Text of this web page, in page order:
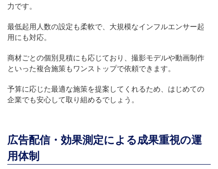
力です。
最低起用人数の設定も柔軟で、大規模なインフルエンサー起
用にも対応。
商材ごとの個別見積にも応じており、撮影モデルや動画制作
といった複合施策もワンストップで依頼できます。
予算に応じた最適な施策を提案してくれるため、はじめての
企業でも安心して取り組めるでしょう。
広告配信・効果測定による成果重視の運
用体制